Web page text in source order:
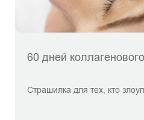
60 дней
Страшилка для тех, кто